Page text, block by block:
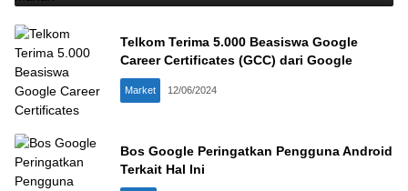
Telkom Terima 5.000 Beasiswa Google
Career Certificates (GCC) dari Google
Market 12/06/2024
Bos Google Peringatkan Pengguna Android
Terkait Hal Ini